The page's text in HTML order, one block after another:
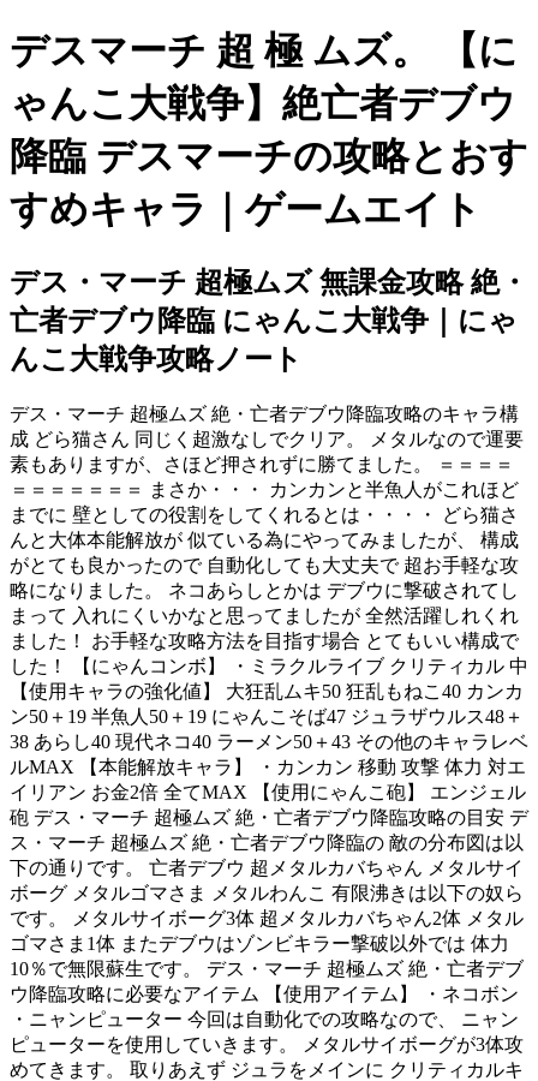
デスマーチ 超 極 ムズ。 【に
ゃんこ大戦争】絶亡者デブウ
降臨 デスマーチの攻略とおす
すめキャラ｜ゲームエイト
デス・マーチ 超極ムズ 無課金攻略 絶・
亡者デブウ降臨 にゃんこ大戦争｜にゃ
んこ大戦争攻略ノート
デス・マーチ 超極ムズ 絶・亡者デブウ降臨攻略のキャラ構
成 どら猫さん 同じく超激なしでクリア。 メタルなので運要
素もありますが、さほど押されずに勝てました。 ＝＝＝＝
＝＝＝＝＝＝＝ まさか・・・ カンカンと半魚人がこれほど
までに 壁としての役割をしてくれるとは・・・・ どら猫さ
んと大体本能解放が 似ている為にやってみましたが、 構成
がとても良かったので 自動化しても大丈夫で 超お手軽な攻
略になりました。 ネコあらしとかは デブウに撃破されてし
まって 入れにくいかなと思ってましたが 全然活躍しれくれ
ました！ お手軽な攻略方法を目指す場合 とてもいい構成で
した！ 【にゃんコンボ】 ・ミラクルライブ クリティカル 中
【使用キャラの強化値】 大狂乱ムキ50 狂乱もねこ40 カンカ
ン50＋19 半魚人50＋19 にゃんこそば47 ジュラザウルス48＋
38 あらし40 現代ネコ40 ラーメン50＋43 その他のキャラレベ
ルMAX 【本能解放キャラ】 ・カンカン 移動 攻撃 体力 対エ
イリアン お金2倍 全てMAX 【使用にゃんこ砲】 エンジェル
砲 デス・マーチ 超極ムズ 絶・亡者デブウ降臨攻略の目安 デ
ス・マーチ 超極ムズ 絶・亡者デブウ降臨の 敵の分布図は以
下の通りです。 亡者デブウ 超メタルカバちゃん メタルサイ
ボーグ メタルゴマさま メタルわんこ 有限沸きは以下の奴ら
です。 メタルサイボーグ3体 超メタルカバちゃん2体 メタル
ゴマさま1体 またデブウはゾンビキラー撃破以外では 体力
10％で無限蘇生です。 デス・マーチ 超極ムズ 絶・亡者デブ
ウ降臨攻略に必要なアイテム 【使用アイテム】 ・ネコボン
・ニャンピューター 今回は自動化での攻略なので、 ニャン
ピューターを使用していきます。 メタルサイボーグが3体攻
めてきます。 取りあえず ジュラをメインに クリティカルキ